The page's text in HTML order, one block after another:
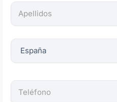
son
obligatorios.